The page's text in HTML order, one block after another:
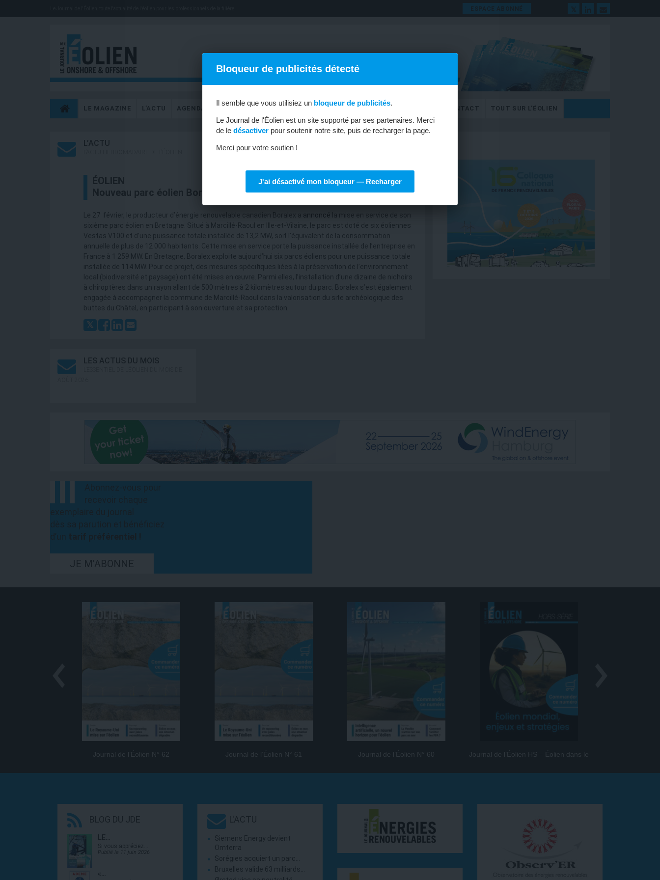
ESPACE ABONNÉ
LE MAGAZINE L’ACTU AGENDA OFFRES D’EMPLOI MÉTIERS & FORMATIONS CONTACT TOUT SUR L’ÉOLIEN
L’ACTU
ÉOLIEN
Nouveau parc éolien Boralex en Bretagne
Le 27 février, le producteur d’énergie renouvelable canadien Boralex a annoncé la mise en service de son
sixième parc éolien en Bretagne. Situé à Marcillé-Raoul en Ille-et-Vilaine, le parc est doté de six éoliennes
Vestas V100 et d’une puissance totale installée de 13,2 MW, soit l’équivalent de la consommation
annuelle de plus de 12 000 habitants. Cette mise en service porte la puissance installée de l’entreprise en
France à 1 259 MW. En Bretagne, Boralex exploite aujourd’hui six parcs éoliens pour une puissance totale
installée de 114 MW. Pour ce projet, des mesures spécifiques liées à la préservation de l’environnement
local (biodiversité et paysage) ont été mises en œuvre. Parmi elles, l’installation d’une dizaine de nichoirs
à chiroptères dans un rayon allant de 500 mètres à 2 kilomètres autour du parc. Boralex s’est également
engagée à accompagner la commune de Marcillé-Raoul dans la valorisation du site archéologique des
buttes du Châtel, en participant à son ouverture et sa protection.
LES ACTUS DU MOIS
JE M'ABONNE
Journal de l’Éolien N° 62 Journal de l’Éolien N° 61 Journal de l’Éolien N° 60
Journal de l’Éolien HS – Éolien dans le
BLOG DU JDE
LE…
Si vous appréciez…
Publié le 11 juin 2026
«…
L'ACTU
Siemens Energy devient
Omterra
Sorégies acquiert un parc…
Bruxelles valide 63 milliards…
Bloqueur de publicités détecté
Il semble que vous utilisiez un bloqueur de publicités.
Le Journal de l'Éolien est un site supporté par ses partenaires. Merci
de le désactiver pour soutenir notre site, puis de recharger la page.
Merci pour votre soutien !
J'ai désactivé mon bloqueur — Recharger